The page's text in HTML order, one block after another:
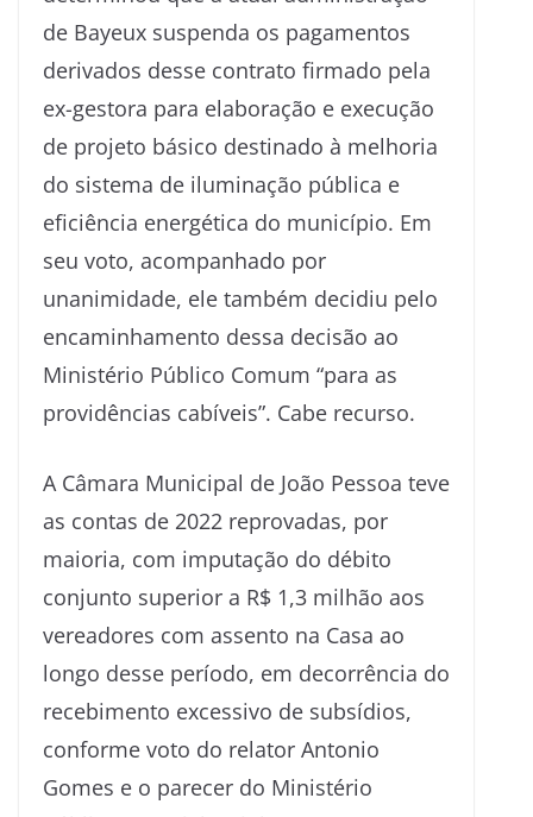
de Bayeux suspenda os pagamentos
derivados desse contrato firmado pela
ex-gestora para elaboração e execução
de projeto básico destinado à melhoria
do sistema de iluminação pública e
eficiência energética do município. Em
seu voto, acompanhado por
unanimidade, ele também decidiu pelo
encaminhamento dessa decisão ao
Ministério Público Comum “para as
providências cabíveis”. Cabe recurso.
A Câmara Municipal de João Pessoa teve
as contas de 2022 reprovadas, por
maioria, com imputação do débito
conjunto superior a R$ 1,3 milhão aos
vereadores com assento na Casa ao
longo desse período, em decorrência do
recebimento excessivo de subsídios,
conforme voto do relator Antonio
Gomes e o parecer do Ministério